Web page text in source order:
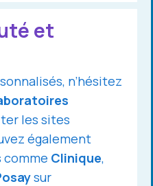
et
n’hésitez
les sites
également
comme Clinique,
sur